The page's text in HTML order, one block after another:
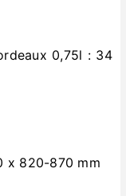
0,75l : 34
x 820-870 mm